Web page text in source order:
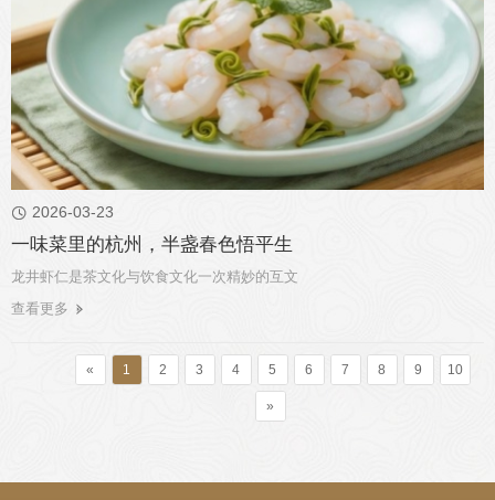
 2026-03-23
一味菜里的杭州，半盏春色悟平生
龙井虾仁是茶文化与饮食文化一次精妙的互文
查看更多
« 1 2 3 4 5 6 7 8 9 10
»